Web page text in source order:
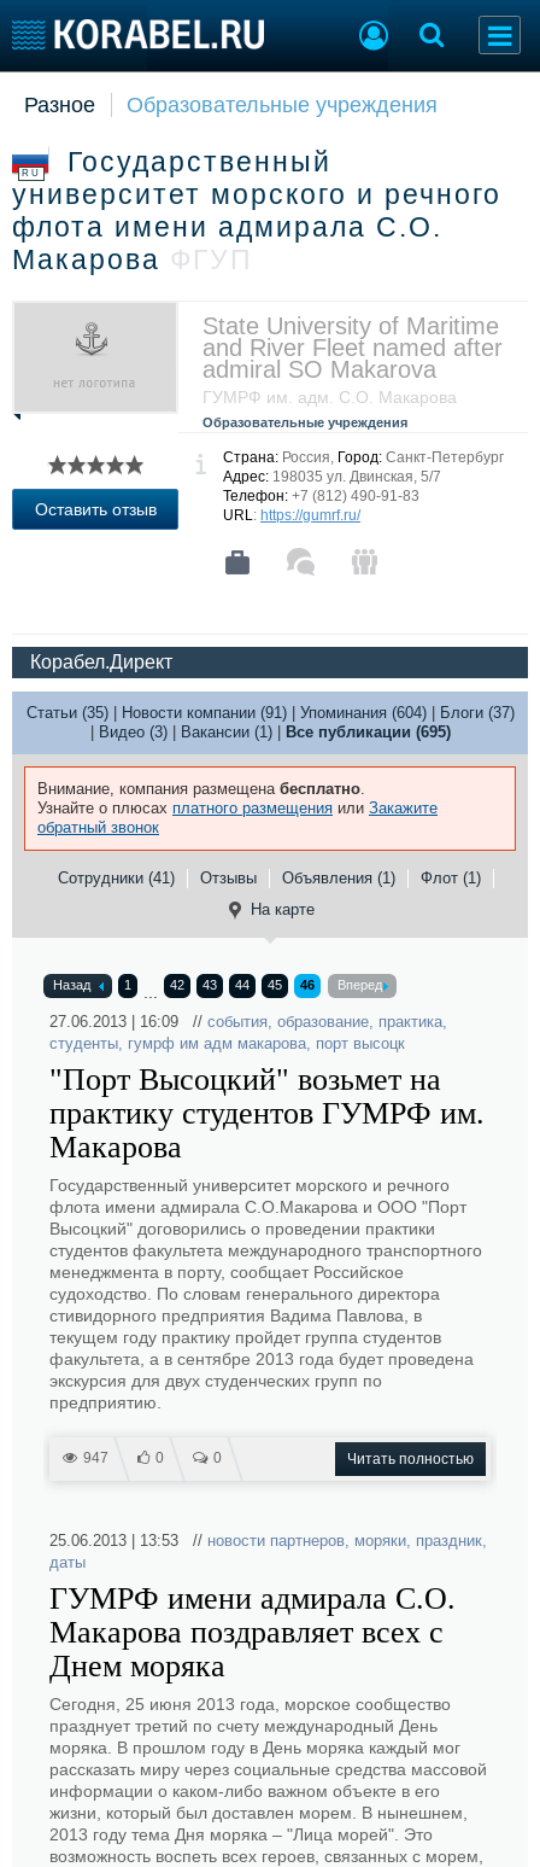
Судостроение
Новости
Компании
Репутация
Работа
Реклама
Торговая площадка
Продажа флота
Оборудование
Изделия
Материалы
Конференции
Выставки и семинары
Личности
Словарь
Флот
Галерея флота
Форум
Отзывы
Разное Образовательные учреждения
RU
Государственный
университет морского и речного
флота имени адмирала С.О.
Макарова ФГУП
State University of Maritime
and River Fleet named after
admiral SO Makarova
ГУМРФ им. адм. С.О. Макарова
Образовательные учреждения
Оставить отзыв
Страна: Россия, Город: Санкт-Петербург
Адрес: 198035 ул. Двинская, 5/7
Телефон: +7 (812) 490-91-83
URL: https://gumrf.ru/
Корабел.Директ
Статьи (35)| Новости компании (91)| Упоминания (604)|
Блоги (37)
Видео (3)| Вакансии (1)| Все публикации (695)
Внимание, компания размещена бесплатно.
Узнайте о плюсах платного размещения или Закажите
обратный звонок
Сотрудники (41) Отзывы Объявления (1)
Флот (1)
На карте
Назад 1 42 43 44 45 46 Вперед
27.06.2013 | 16:09 // события, образование, практика,
студенты, гумрф им адм макарова, порт высоцк
"Порт Высоцкий" возьмет на
практику студентов ГУМРФ им.
Макарова
Государственный университет морского и речного
флота имени адмирала С.О.Макарова и ООО "Порт
Высоцкий" договорились о проведении практики
студентов факультета международного транспортного
менеджмента в порту, сообщает Российское
судоходство. По словам генерального директора
стивидорного предприятия Вадима Павлова, в
текущем году практику пройдет группа студентов
факультета, а в сентябре 2013 года будет проведена
экскурсия для двух студенческих групп по
предприятию.
947 0 0 Читать полностью
25.06.2013 | 13:53 // новости партнеров, моряки, праздник,
даты
ГУМРФ имени адмирала С.О.
Макарова поздравляет всех с
Днем моряка
Сегодня, 25 июня 2013 года, морское сообщество
празднует третий по счету международный День
моряка. В прошлом году в День моряка каждый мог
рассказать миру через социальные средства массовой
информации о каком-либо важном объекте в его
жизни, который был доставлен морем. В нынешнем,
2013 году тема Дня моряка – "Лица морей". Это
возможность воспеть всех героев, связанных с морем,